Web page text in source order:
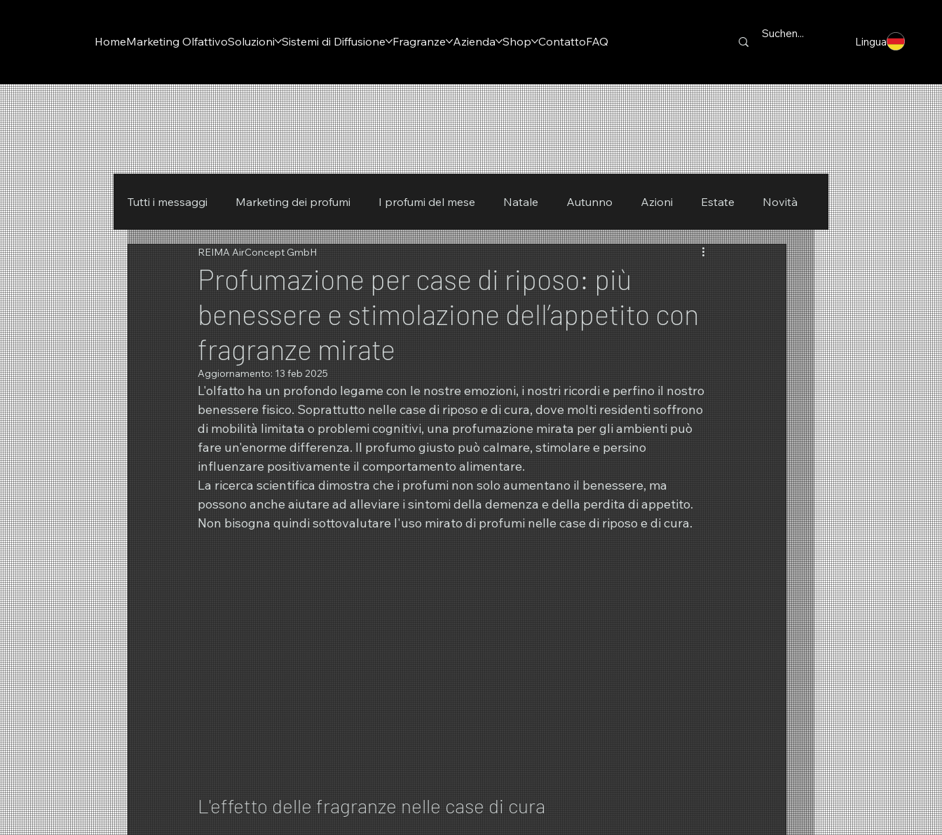
HomeMarketing OlfattivoSoluzioni Sistemi di Diffusione Fragranze Azienda Shop ContattoFAQ Lingua
Tutti i messaggi Marketing dei profumi I profumi del mese Natale Autunno Azioni Estate Novità
inverno Primavera
Profumazione per case di riposo: più
benessere e stimolazione dell’appetito con
fragranze mirate
REIMA AirConcept GmbH
Aggiornamento: 13 feb 2025
L'olfatto ha un profondo legame con le nostre emozioni, i nostri ricordi e perfino il nostro
benessere fisico. Soprattutto nelle case di riposo e di cura, dove molti residenti soffrono
di mobilità limitata o problemi cognitivi, una profumazione mirata per gli ambienti può
fare un'enorme differenza. Il profumo giusto può calmare, stimolare e persino
influenzare positivamente il comportamento alimentare.
La ricerca scientifica dimostra che i profumi non solo aumentano il benessere, ma
possono anche aiutare ad alleviare i sintomi della demenza e della perdita di appetito.
Non bisogna quindi sottovalutare l'uso mirato di profumi nelle case di riposo e di cura.
L'effetto delle fragranze nelle case di cura